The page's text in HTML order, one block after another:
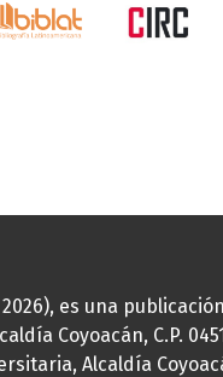
es una
Coyoacán, C.P.
Alcaldía